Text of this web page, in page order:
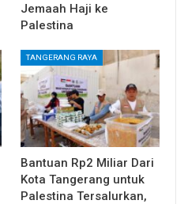
Jemaah Haji ke
Palestina
TANGERANG RAYA
Bantuan Rp2 Miliar Dari
Kota Tangerang untuk
Palestina Tersalurkan,